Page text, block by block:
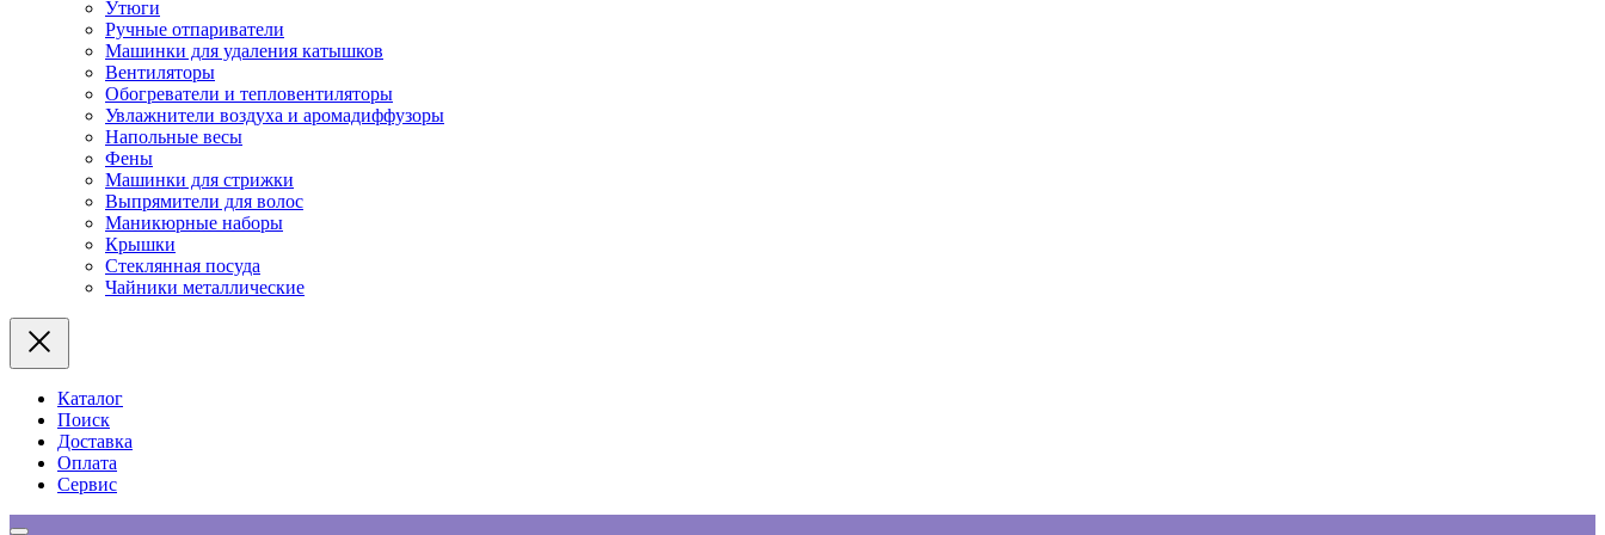
Утюги
Ручные отпариватели
Машинки для удаления катышков
Вентиляторы
Обогреватели и тепловентиляторы
Увлажнители воздуха и аромадиффузоры
Напольные весы
Фены
Машинки для стрижки
Выпрямители для волос
Маникюрные наборы
Крышки
Стеклянная посуда
Чайники металлические
Каталог
Поиск
Доставка
Оплата
Сервис